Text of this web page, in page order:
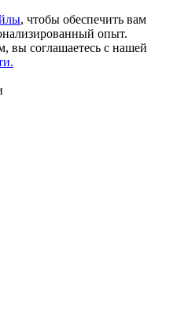
, чтобы обеспечить вам
опыт.
вы соглашаетесь с нашей